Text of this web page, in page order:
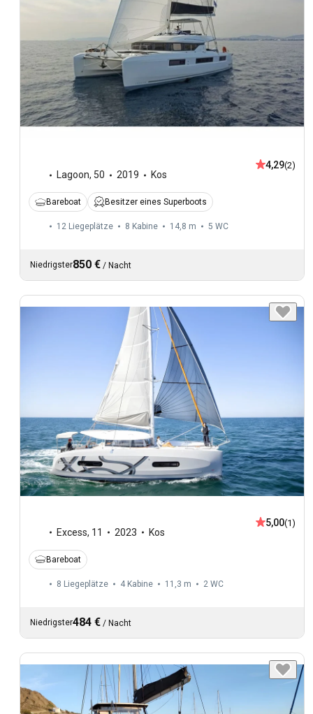
Lagoon, 50 2019 Kos
4,29(2)
Bareboat Besitzer eines Superboots
12 Liegeplätze 8 Kabine 14,8 m 5 WC
Niedrigster850 € / Nacht
Excess, 11 2023 Kos
5,00(1)
Bareboat
8 Liegeplätze 4 Kabine 11,3 m 2 WC
Niedrigster484 € / Nacht